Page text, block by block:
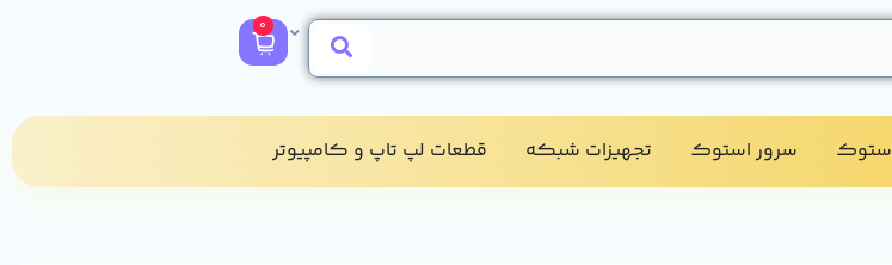
0
سرور استوک​ تجهیزات شبکه​ قطعات لپ تاپ و کامپیوتر​